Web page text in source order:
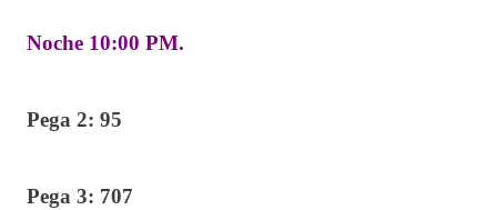
Noche 10:00 PM.
Pega 2: 95
Pega 3: 707